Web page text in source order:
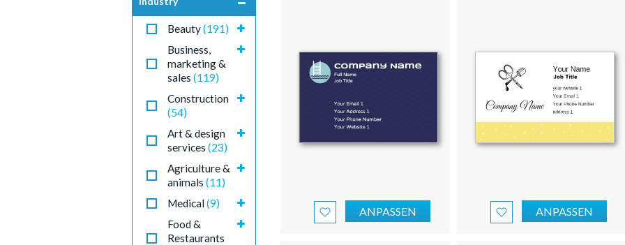
Beauty(191)
Business,
marketing &
sales (119)
Construction
(54)
Art & design
services (23)
Agriculture &
animals (11)
Medical(9)
Food &
Restaurants
ANPASSEN ANPASSEN